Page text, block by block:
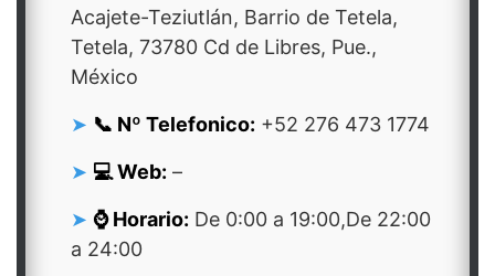
Acajete-Teziutlán, Barrio de Tetela,
Tetela, 73780 Cd de Libres, Pue.,
México
📞 Nº Telefonico: +52 276 473 1774
💻 Web: –
⌚ Horario: De 0:00 a 19:00,De 22:00
a 24:00